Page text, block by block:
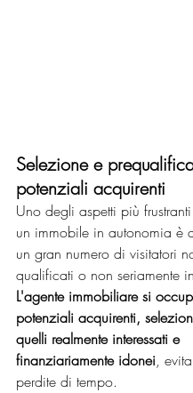
Selezione e
potenziali acquirenti
Uno degli aspetti più
un immobile in autonomia è
un gran numero di visitatori
qualificati o non seriamente
L'agente immobiliare si
potenziali acquirenti,
quelli realmente interessati e
finanziariamente idonei,
perdite di tempo.